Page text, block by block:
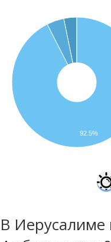
92.5%
В Иерусалиме